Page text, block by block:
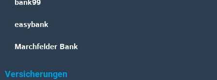
bank99
easybank
Marchfelder Bank
Versicherungen